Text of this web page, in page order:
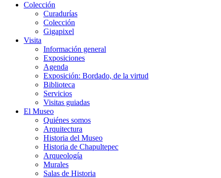
Colección
Curadurías
Colección
Gigapixel
Visita
Información general
Exposiciones
Agenda
Exposición: Bordado, de la virtud
Biblioteca
Servicios
Visitas guiadas
El Museo
Quiénes somos
Arquitectura
Historia del Museo
Historia de Chapultepec
Arqueología
Murales
Salas de Historia